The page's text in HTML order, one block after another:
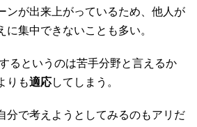
ンが出来上がっているため、他人が
集中できないことも多い。
るというのは苦手分野と言えるか
りも適応してしまう。
分で考えようとしてみるのもアリだ